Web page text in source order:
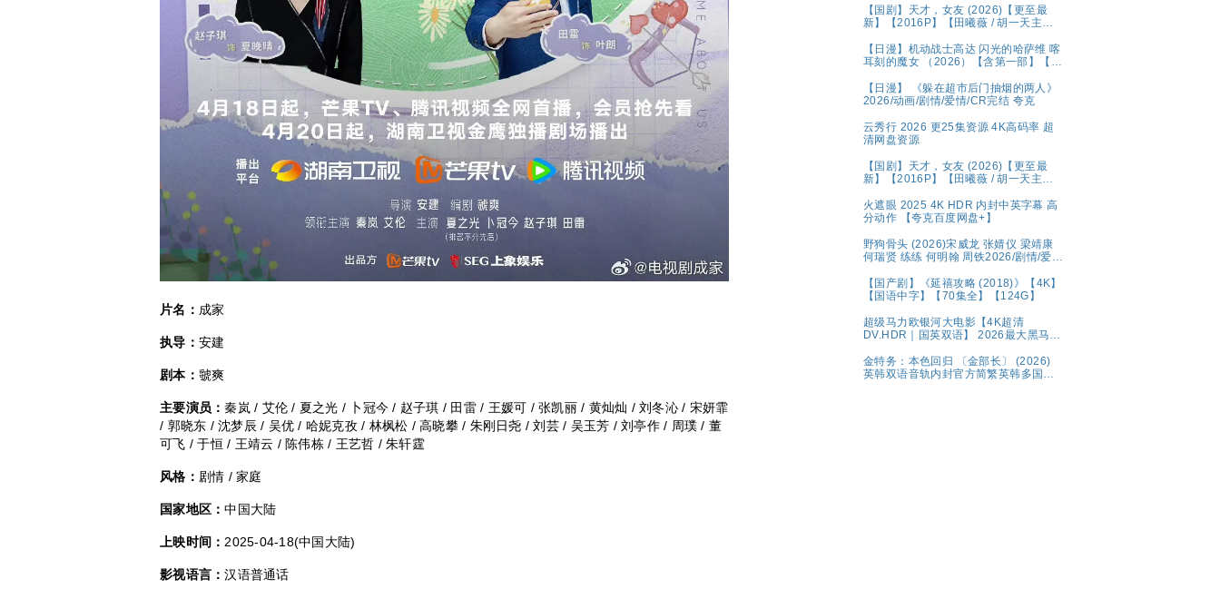
片名： 成家
执导： 安建
剧本： 虢爽
主要演员：秦岚 / 艾伦 / 夏之光 / 卜冠今 / 赵子琪 / 田雷 / 王媛可 / 张凯丽 / 黄灿灿 / 刘冬沁 / 宋妍霏
/ 郭晓东 / 沈梦辰 / 吴优 / 哈妮克孜 / 林枫松 / 高晓攀 / 朱刚日尧 / 刘芸 / 吴玉芳 / 刘亭作 / 周璞 / 董
可飞 / 于恒 / 王靖云 / 陈伟栋 / 王艺哲 / 朱轩霆
风格： 剧情 / 家庭
国家地区：中国大陆
上映时间： 2025-04-18(中国大陆)
影视语言：汉语普通话
【国剧】天才，女友 (2026)【更至最
新】【2016P】【田曦薇 / 胡一天主
【日漫】机动战士高达 闪光的哈萨维 喀
耳刻的魔女 （2026）【含第一部】【剧
夸克
【日漫】 《躲在超市后门抽烟的两人》
2026/动画/剧情/爱情/CR完结 夸克
云秀行 2026 更25集资源 4K高码率 超
清网盘资源
【国剧】天才，女友 (2026)【更至最
新】【2016P】【田曦薇 / 胡一天主
火遮眼 2025 4K HDR 内封中英字幕 高
分动作 【夸克百度网盘+】
野狗骨头 (2026)宋威龙 张婧仪 梁靖康
何瑞贤 练练 何明翰 周铁2026/剧情/爱
【国产剧】《延禧攻略 (2018)》【4K】
【国语中字】【70集全】【124G】
超级马力欧银河大电影【4K超清
DV.HDR｜国英双语】 2026最大黑马！
金特务：本色回归 〔金部长〕 (2026)
英韩双语音轨内封官方简繁英韩多国字